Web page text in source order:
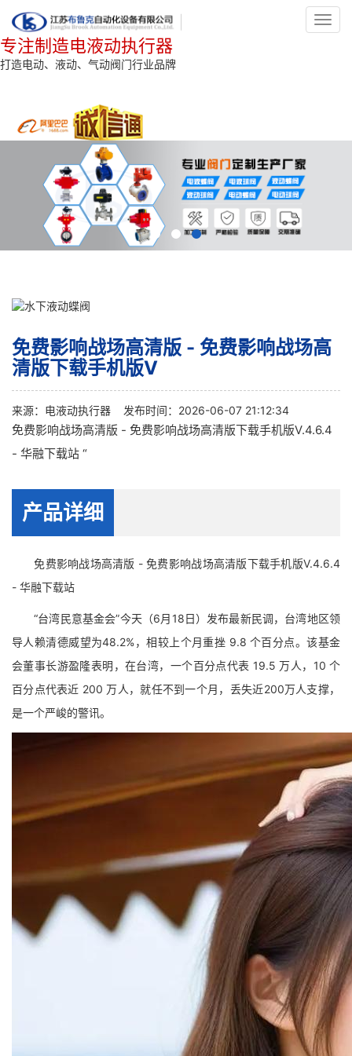
专注制造电液动执行器
打造电动、液动、气动阀门行业品牌
免费影响战场高清版 - 免费影响战场高
清版下载手机版V
来源： 电液动执行器 发布时间：2026-06-07 21:12:34
免费影响战场高清版 - 免费影响战场高清版下载手机版V.4.6.4
- 华融下载站 “
产品详细
免费影响战场高清版 - 免费影响战场高清版下载手机版V.4.6.4
- 华融下载站
“台湾民意基金会”今天（6月18日）发布最新民调，台湾地区领
导人赖清德威望为48.2%，相较上个月重挫 9.8 个百分点。该基金
会董事长游盈隆表明，在台湾，一个百分点代表 19.5 万人，10 个
百分点代表近 200 万人，就任不到一个月，丢失近200万人支撑，
是一个严峻的警讯。